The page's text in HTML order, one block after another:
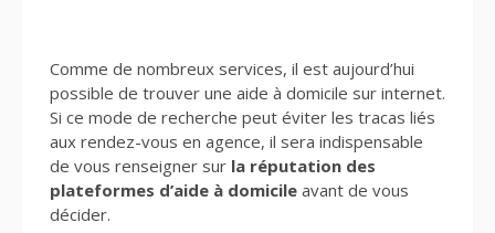
Comme de nombreux services, il est aujourd’hui
possible de trouver une aide à domicile sur internet.
Si ce mode de recherche peut éviter les tracas liés
aux rendez-vous en agence, il sera indispensable
de vous renseigner sur la réputation des
plateformes d’aide à domicile avant de vous
décider.